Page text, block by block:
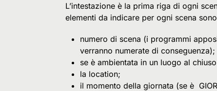
L’intestazione è la prima riga di ogni
elementi da indicare per ogni scena
numero di scena (i programmi
verranno numerate di conseguenza);
se è ambientata in un luogo al
la location;
il momento della giornata (se è